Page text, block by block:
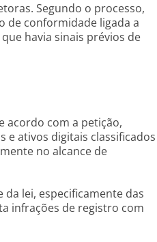
Segundo o processo,
de conformidade ligada a
havia sinais prévios de
acordo com a petição,
ativos digitais classificados
no alcance de
da lei, especificamente das
infrações de registro com